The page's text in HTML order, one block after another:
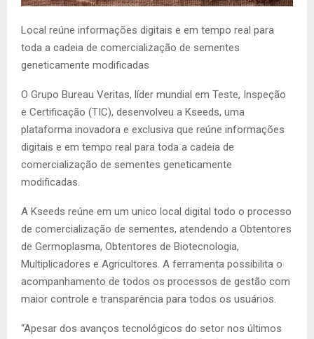
Local reúne informações digitais e em tempo real para
toda a cadeia de comercialização de sementes
geneticamente modificadas
O Grupo Bureau Veritas, líder mundial em Teste, Inspeção
e Certificação (TIC), desenvolveu a Kseeds, uma
plataforma inovadora e exclusiva que reúne informações
digitais e em tempo real para toda a cadeia de
comercialização de sementes geneticamente
modificadas.
A Kseeds reúne em um unico local digital todo o processo
de comercialização de sementes, atendendo a Obtentores
de Germoplasma, Obtentores de Biotecnologia,
Multiplicadores e Agricultores. A ferramenta possibilita o
acompanhamento de todos os processos de gestão com
maior controle e transparência para todos os usuários.
“Apesar dos avanços tecnológicos do setor nos últimos